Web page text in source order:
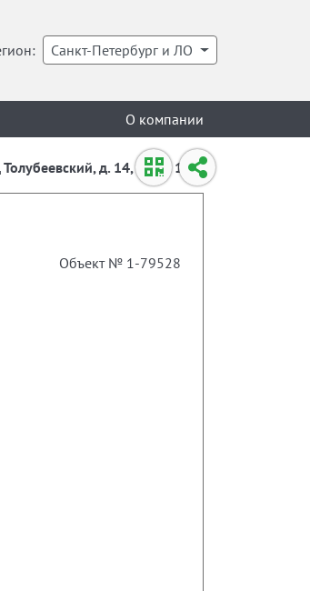
Санкт-Петербург и ЛО
О компании
д. 14, корп. 1
Объект № 1-79528